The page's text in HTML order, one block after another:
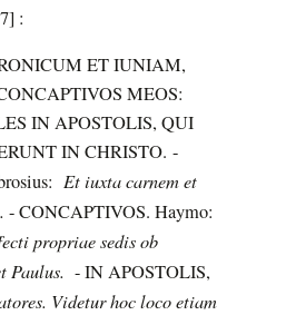
:
ET IUNIAM,
MEOS:
IN APOSTOLIS, QUI
IN CHRISTO. -
Et iuxta carnem et
- CONCAPTIVOS. Haymo:
propriae sedis ob
Paulus. - IN APOSTOLIS,
Videtur hoc loco etiam